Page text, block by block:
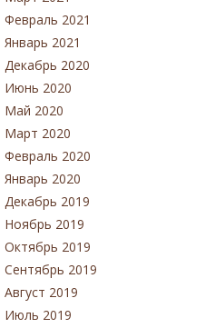
Февраль 2021
Январь 2021
Декабрь 2020
Июнь 2020
Май 2020
Март 2020
Февраль 2020
Январь 2020
Декабрь 2019
Ноябрь 2019
Октябрь 2019
Сентябрь 2019
Август 2019
Июль 2019